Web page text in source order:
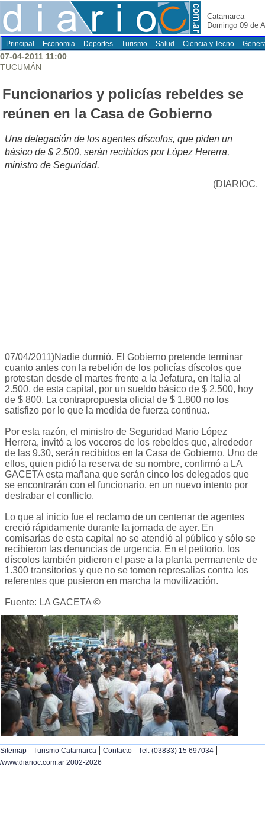
Catamarca
Domingo 09 de
Principal Economia Deportes Turismo Salud Ciencia y Tecno
07-04-2011 11:00
TUCUMÁN
Funcionarios y policías rebeldes se
reúnen en la Casa de Gobierno
Una delegación de los agentes díscolos, que piden un
básico de $ 2.500, serán recibidos por López Hererra,
ministro de Seguridad.
(DIARIOC,
07/04/2011)Nadie durmió. El Gobierno pretende terminar
cuanto antes con la rebelión de los policías díscolos que
protestan desde el martes frente a la Jefatura, en Italia al
2.500, de esta capital, por un sueldo básico de $ 2.500, hoy
de $ 800. La contrapropuesta oficial de $ 1.800 no los
satisfizo por lo que la medida de fuerza continua.
Por esta razón, el ministro de Seguridad Mario López
Herrera, invitó a los voceros de los rebeldes que, alrededor
de las 9.30, serán recibidos en la Casa de Gobierno. Uno de
ellos, quien pidió la reserva de su nombre, confirmó a LA
GACETA esta mañana que serán cinco los delegados que
se encontrarán con el funcionario, en un nuevo intento por
destrabar el conflicto.
Lo que al inicio fue el reclamo de un centenar de agentes
creció rápidamente durante la jornada de ayer. En
comisarías de esta capital no se atendió al público y sólo se
recibieron las denuncias de urgencia. En el petitorio, los
díscolos también pidieron el pase a la planta permanente de
1.300 transitorios y que no se tomen represalias contra los
referentes que pusieron en marcha la movilización.
Fuente: LA GACETA ©
Sitemap | Turismo Catamarca | Contacto | Tel. (03833) 15 697034 |
/www.diarioc.com.ar 2002-2026